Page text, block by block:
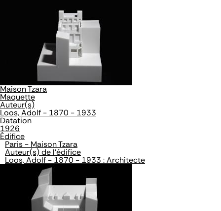
Maison Tzara
Maquette
Auteur(s)
Loos, Adolf - 1870 - 1933
Datation
1926
Édifice
Paris - Maison Tzara
Auteur(s) de l'édifice
Loos, Adolf - 1870 - 1933 : Architecte